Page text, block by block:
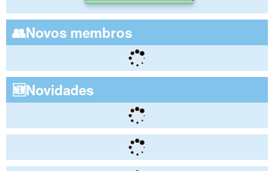
👥Novos membros
🆕Novidades